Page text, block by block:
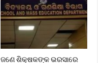
ଜଣେ ଶିକ୍ଷକଙ୍କ ଭରସାରେ